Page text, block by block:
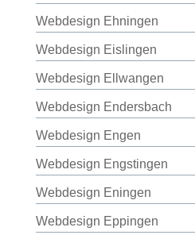
Webdesign Ehningen
Webdesign Eislingen
Webdesign Ellwangen
Webdesign Endersbach
Webdesign Engen
Webdesign Engstingen
Webdesign Eningen
Webdesign Eppingen